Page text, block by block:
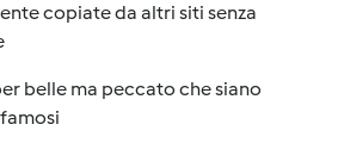
copiate da altri siti senza
belle ma peccato che siano